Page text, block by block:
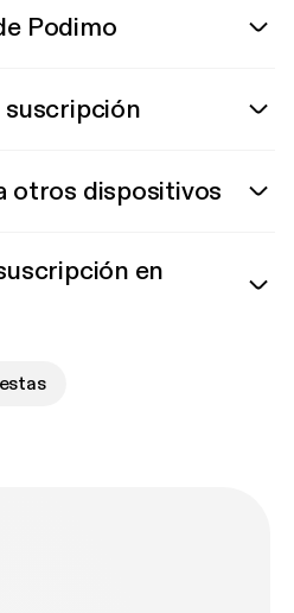
Podimo
otros dispositivos
en